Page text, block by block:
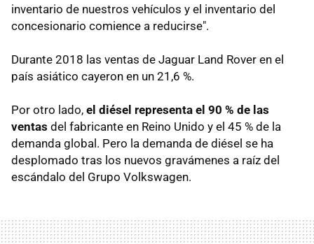
inventario de nuestros vehículos y el inventario del
concesionario comience a reducirse".
Durante 2018 las ventas de Jaguar Land Rover en el
país asiático cayeron en un 21,6 %.
Por otro lado, el diésel representa el 90 % de las
ventas del fabricante en Reino Unido y el 45 % de la
demanda global. Pero la demanda de diésel se ha
desplomado tras los nuevos gravámenes a raíz del
escándalo del Grupo Volkswagen.